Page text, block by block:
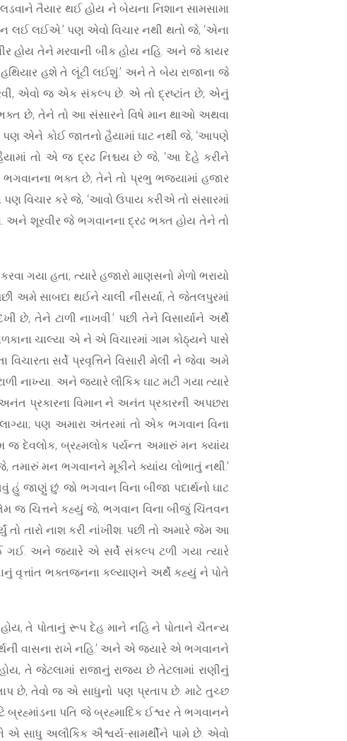
તૈયાર થઈ હોય ને બેયના નિશાન સામસામા
લઈ લઈએ.’ પણ એવો વિચાર નથી થતો જે, ‘એના
હોય તેને મરવાની બીક હોય નહિ. અને જે કાયર
હશે તે લૂંટી લઈશું.’ અને તે બેય રાજાના જે
એવો જ એક સંકલ્પ છે. એ તો દ્રષ્ટાંત છે; એનું
ભક્ત છે, તેને તો આ સંસારને વિષે માન થાઓ અથવા
પણ એને કોઈ જાતનો હૈયામાં ઘાટ નથી જે, ‘આપણે
તો એ જ દ્રઢ નિશ્ચય છે જે, ‘આ દેહે કરીને
ભગવાનના ભક્ત છે, તેને તો પ્રભુ ભજ્યામાં હજાર
વિચાર કરે જે, ‘આવો ઉપાય કરીએ તો સંસારમાં
શૂરવીર જે ભગવાનના દ્રઢ ભક્ત હોય તેને તો
ગયા હતા, ત્યારે હજારો માણસનો મેળો ભરાયો
અમે સાબદા થઈને ચાલી નીસર્યા, તે જેતલપુરમાં
છે, તેને ટાળી નાખવી.’ પછી તેને વિસાર્યાને અર્થે
ચાલ્યા એ ને એ વિચારમાં ગામ કોઠ્યને પાસે
સર્વે પ્રવૃત્તિને વિસારી મેલી ને જેવા અમે
નાખ્યા. અને જ્યારે લૌકિક ઘાટ મટી ગયા ત્યારે
અનંત પ્રકારના વિમાન ને અનંત પ્રકારની અપછરા
પણ અમારા અંતરમાં તો એક ભગવાન વિના
દેવલોક, બ્રહ્મલોક પર્યન્ત અમારું મન ક્યાંય
તમારું મન ભગવાનને મૂકીને ક્યાંય લોભાતું નથી.’
છું. જો ભગવાન વિના બીજા પદાર્થનો ઘાટ
તેમ જ ચિત્તને કહ્યું જે, ભગવાન વિના બીજું ચિંતવન
તારો નાશ કરી નાંખીશ. પછી તો અમારે જેમ આ
ગઈ. અને જ્યારે એ સર્વે સંકલ્પ ટળી ગયા ત્યારે
વૃત્તાંત ભક્તજનના કલ્યાણને અર્થે કહ્યું ને પોતે
તે પોતાનું રૂપ દેહ માને નહિ ને પોતાને ચૈતન્ય
વાસના રાખે નહિ.’ અને એ જ્યારે એ ભગવાનને
તે જેટલામાં રાજાનું રાજ્ય છે તેટલામાં રાણીનું
છે, તેવો જ એ સાધુનો પણ પ્રતાપ છે. માટે તુચ્છ
પતિ જે બ્રહ્માદિક ઈશ્વર તે ભગવાનને
સાધુ અલૌકિક ઐશ્વર્ય-સામર્થીને પામે છે. એવો